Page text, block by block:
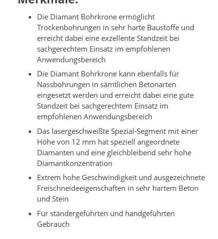
Die Diamant Bohrkrone ermöglicht
Trockenbohrungen in sehr harte Baustoffe und
erreicht dabei eine exzellente Standzeit bei
sachgerechtem Einsatz im empfohlenen
Anwendungsbereich
Die Diamant Bohrkrone kann ebenfalls für
Nassbohrungen in sämtlichen Betonarten
eingesetzt werden und erreicht dabei eine gute
Standzeit bei sachgerechtem Einsatz im
empfohlenen Anwendungsbereich
Das lasergeschweißte Spezial-Segment mit einer
Höhe von 12 mm hat speziell angeordnete
Diamanten und eine gleichbleibend sehr hohe
Diamantkonzentration
Extrem hohe Geschwindigkeit und ausgezeichnete
Freischneideeigenschaften in sehr hartem Beton
und Stein
Für ständergeführten und handgeführten
Gebrauch